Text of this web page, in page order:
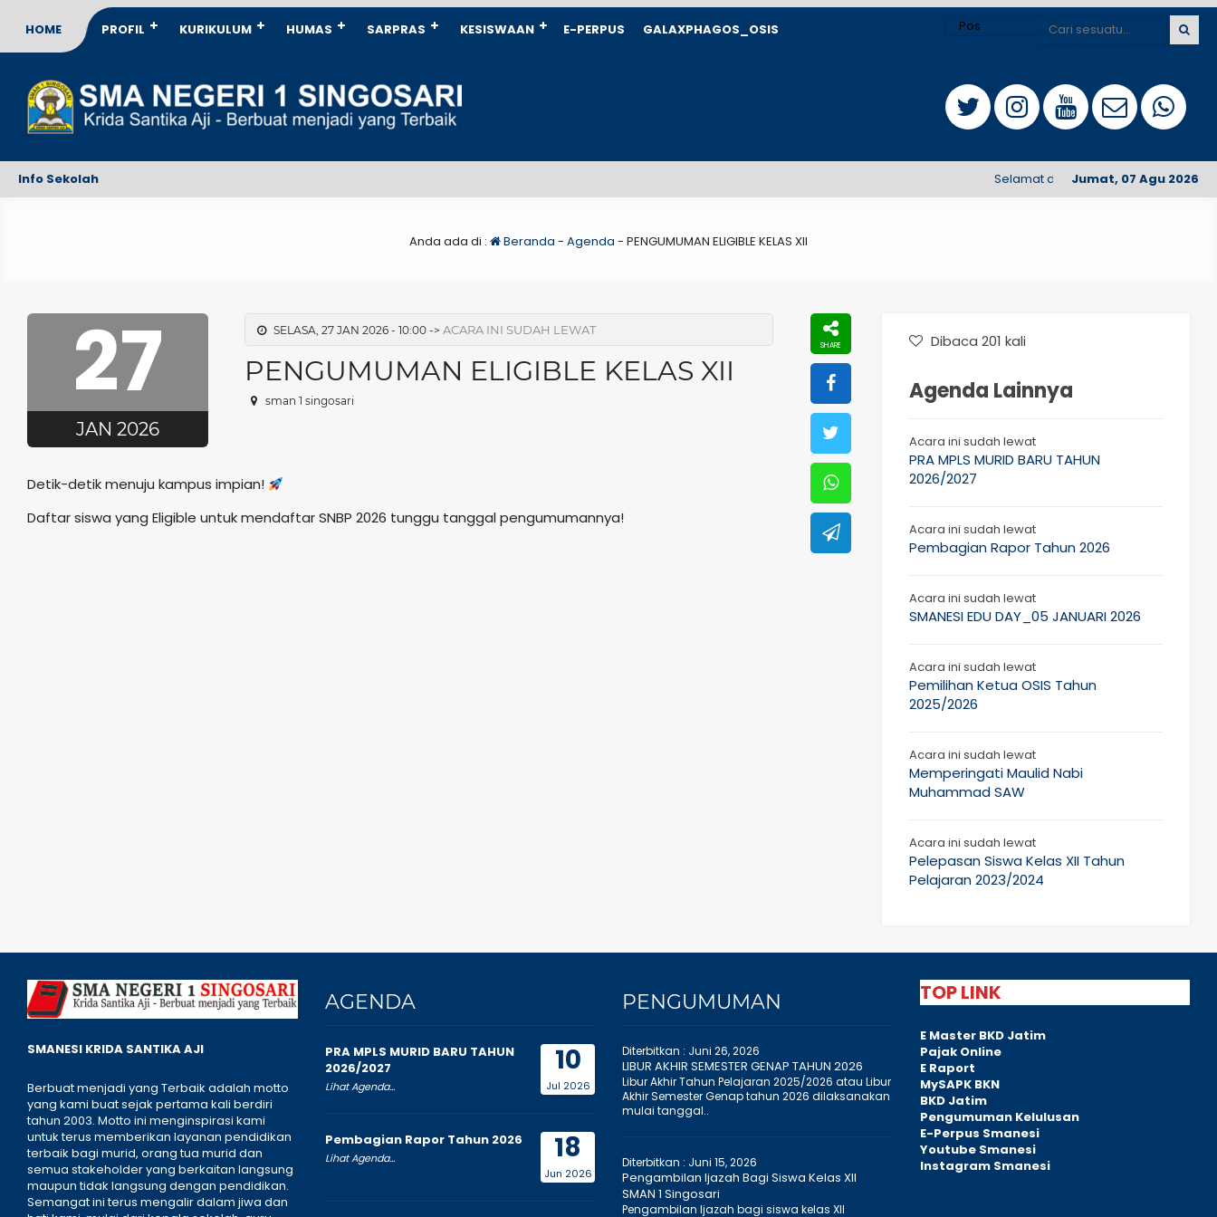
HOME PROFIL KURIKULUM HUMAS SARPRAS KESISWAAN E-PERPUS GALAXPHAGOS_OSIS
Info Sekolah Jumat, 07 Agu 2026
Selamat datang di Website Terintegrasi
Anda ada di : Beranda - Agenda - PENGUMUMAN ELIGIBLE KELAS XII
27
JAN 2026
SELASA, 27 JAN 2026 - 10:00 -> ACARA INI SUDAH LEWAT
PENGUMUMAN ELIGIBLE KELAS XII
sman 1 singosari
Detik-detik menuju kampus impian!
Daftar siswa yang Eligible untuk mendaftar SNBP 2026 tunggu tanggal pengumumannya!
Dibaca 201 kali
Agenda Lainnya
Acara ini sudah lewat
PRA MPLS MURID BARU TAHUN
2026/2027
Acara ini sudah lewat
Pembagian Rapor Tahun 2026
Acara ini sudah lewat
SMANESI EDU DAY_05 JANUARI 2026
Acara ini sudah lewat
Pemilihan Ketua OSIS Tahun
2025/2026
Acara ini sudah lewat
Memperingati Maulid Nabi
Muhammad SAW
Acara ini sudah lewat
Pelepasan Siswa Kelas XII Tahun
Pelajaran 2023/2024
SMANESI KRIDA SANTIKA AJI
Berbuat menjadi yang Terbaik adalah motto
yang kami buat sejak pertama kali berdiri
tahun 2003. Motto ini menginspirasi kami
untuk terus memberikan layanan pendidikan
terbaik bagi murid, orang tua murid dan
semua stakeholder yang berkaitan langsung
maupun tidak langsung dengan pendidikan.
Semangat ini terus mengalir dalam jiwa dan
AGENDA
10
Jul 2026
PRA MPLS MURID BARU TAHUN
2026/2027
Lihat Agenda...
18
Jun 2026
Pembagian Rapor Tahun 2026
Lihat Agenda...
PENGUMUMAN
Diterbitkan : Juni 26, 2026
LIBUR AKHIR SEMESTER GENAP TAHUN 2026
Libur Akhir Tahun Pelajaran 2025/2026 atau Libur
Akhir Semester Genap tahun 2026 dilaksanakan
mulai tanggal..
Diterbitkan : Juni 15, 2026
Pengambilan Ijazah Bagi Siswa Kelas XII
SMAN 1 Singosari
Pengambilan Ijazah bagi siswa kelas XII
TOP LINK
E Master BKD Jatim
Pajak Online
E Raport
MySAPK BKN
BKD Jatim
Pengumuman Kelulusan
E-Perpus Smanesi
Youtube Smanesi
Instagram Smanesi